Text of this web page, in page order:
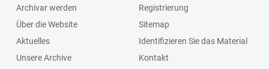
Archivar werden
Über die Website
Aktuelles
Unsere Archive
Registrierung
Sitemap
Identifizieren Sie das Material
Kontakt